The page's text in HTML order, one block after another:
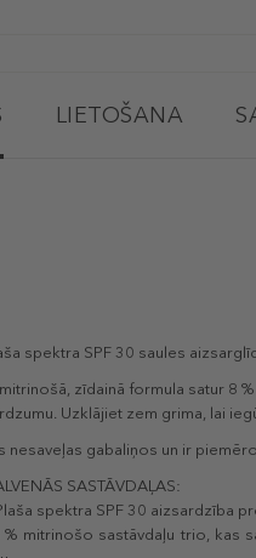
LIETOŠANA
spektra SPF 30 saules
zīdainā formula satur 8
Uzklājiet zem grima, lai
nesaveļas gabaliņos un ir
SASTĀVDAĻAS:
spektra SPF 30 aizsardzība
% mitrinošo sastāvdaļu trio, kas